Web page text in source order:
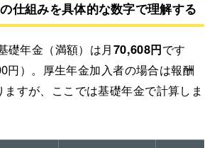
仕組みを具体的な数字で理解する
礎年金（満額）は月70,608円です
円）。厚生年金加入者の場合は報酬
すが、ここでは基礎年金で計算しま